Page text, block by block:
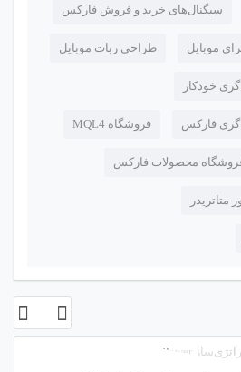
سیگنال‌های خرید و فروش فارکس
موبایل طراحی ربات موبایل
خودکار
فارکس فروشگاه MQL4
محصولات فارکس
متاتریدر